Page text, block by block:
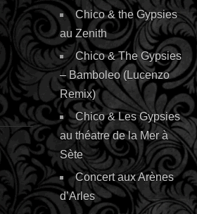
Chico & the Gypsies
au Zenith
Chico & The Gypsies
– Bamboleo (Lucenzo
Remix)
Chico & Les Gypsies
au théatre de la Mer à
Sète
Concert aux Arènes
d’Arles